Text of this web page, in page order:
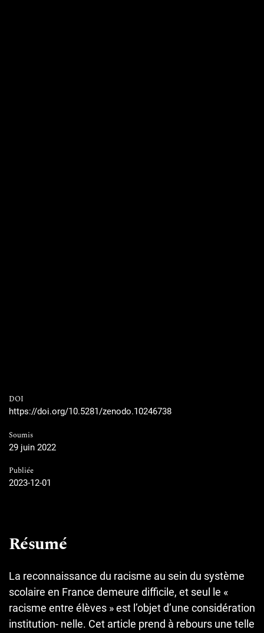
DOI
https://doi.org/10.5281/zenodo.10246738
Soumis
29 juin 2022
Publiée
2023-12-01
Résumé
La reconnaissance du racisme au sein du système
scolaire en France demeure difficile, et seul le «
racisme entre élèves » est l’objet d’une considération
institution- nelle. Cet article prend à rebours une telle